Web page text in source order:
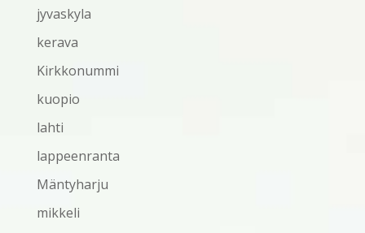
jyvaskyla
kerava
Kirkkonummi
kuopio
lahti
lappeenranta
Mäntyharju
mikkeli